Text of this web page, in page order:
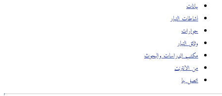
بيانات
نشاطات التيار
حوارات
وثائق التيار
مكتب الدراسات والبحوث
من الانترنت
اتصل بنا